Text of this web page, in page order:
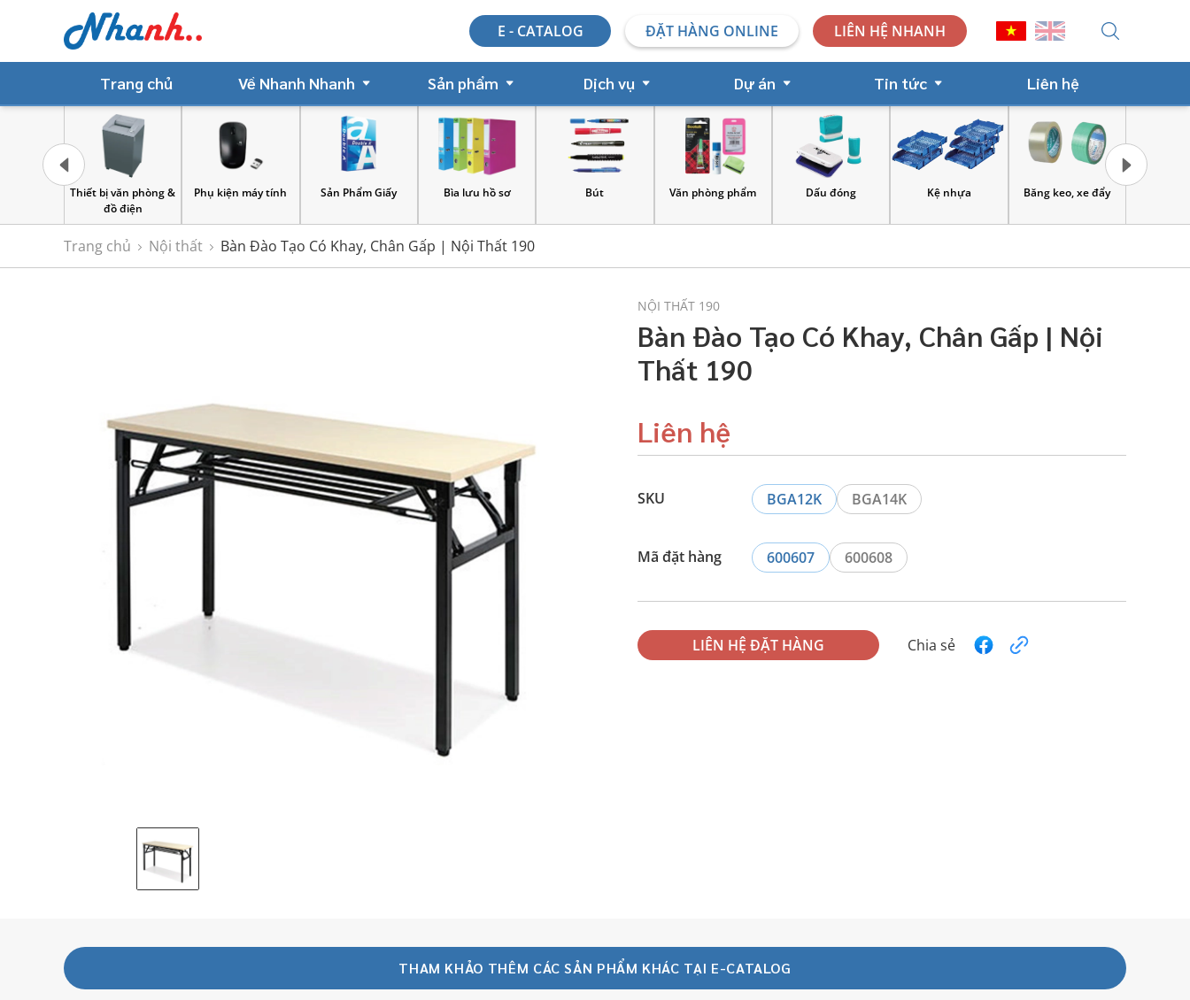
E - CATALOG ĐẶT HÀNG ONLINE LIÊN HỆ NHANH
Trang chủ Về Nhanh Nhanh Sản phẩm Dịch vụ Dự án Tin tức Liên hệ
văn phòng &
Phụ kiện máy tính Sản Phẩm Giấy Bìa lưu hồ sơ Bút Văn phòng phẩm Dấu đóng Kệ nhựa Băng keo, xe đẩy
Công cụ và đồ bảo hộ
Trang chủ Nội thất Bàn Đào Tạo Có Khay, Chân Gấp | Nội Thất 190
NỘI THẤT 190
Bàn Đào Tạo Có Khay, Chân Gấp | Nội
Thất 190
Liên hệ
SKU BGA12K BGA14K
Mã đặt hàng 600607 600608
LIÊN HỆ ĐẶT HÀNG Chia sẻ
THAM KHẢO THÊM CÁC SẢN PHẨM KHÁC TẠI E-CATALOG